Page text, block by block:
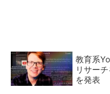
教育系
リサー
を発表